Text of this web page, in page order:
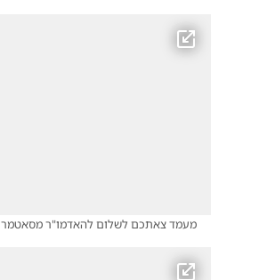
מעמד צאתכם לשלום להאדמו"ר מסאטמר